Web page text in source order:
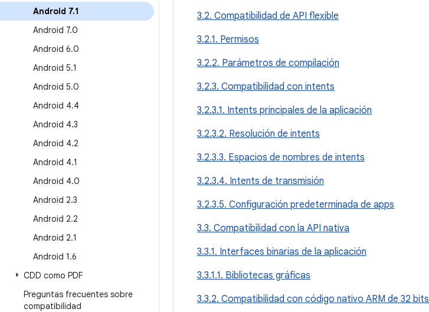
Android 7.1
Android 7.0
Android 6.0
Android 5.1
Android 5.0
Android 4.4
Android 4.3
Android 4.2
Android 4.1
Android 4.0
Android 2.3
Android 2.2
Android 2.1
Android 1.6
CDD como PDF
Preguntas frecuentes sobre
compatibilidad
3.2. Compatibilidad de API flexible
3.2.1. Permisos
3.2.2. Parámetros de compilación
3.2.3. Compatibilidad con intents
3.2.3.1. Intents principales de la aplicación
3.2.3.2. Resolución de intents
3.2.3.3. Espacios de nombres de intents
3.2.3.4. Intents de transmisión
3.2.3.5. Configuración predeterminada de apps
3.3. Compatibilidad con la API nativa
3.3.1. Interfaces binarias de la aplicación
3.3.1.1. Bibliotecas gráficas
3.3.2. Compatibilidad con código nativo ARM de 32 bits